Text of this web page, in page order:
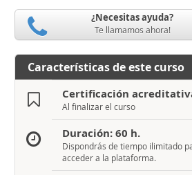
¿Necesitas ayuda?
Te llamamos ahora!
Características de este curso
Certificación
Al finalizar el curso
Duración: 60 h.
Dispondrás de tiempo ilimitado
acceder a la plataforma.